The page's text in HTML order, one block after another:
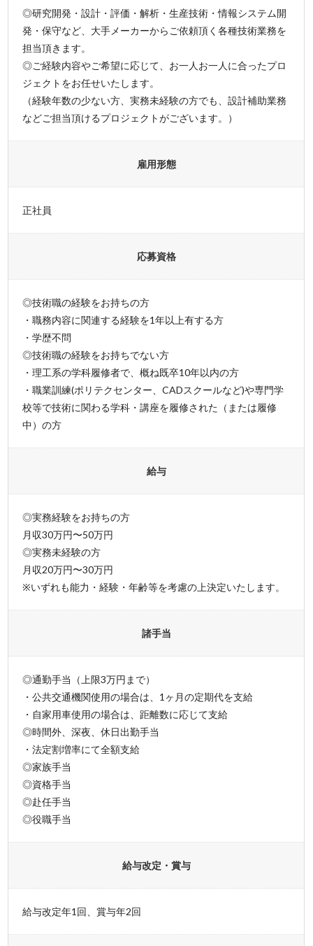
◎研究開発・設計・評価・解析・生産技術・情報システム開
発・保守など、大手メーカーからご依頼頂く各種技術業務を
担当頂きます。
◎ご経験内容やご希望に応じて、お一人お一人に合ったプロ
ジェクトをお任せいたします。
（経験年数の少ない方、実務未経験の方でも、設計補助業務
などご担当頂けるプロジェクトがございます。）
雇用形態
正社員
応募資格
◎技術職の経験をお持ちの方
・職務内容に関連する経験を1年以上有する方
・学歴不問
◎技術職の経験をお持ちでない方
・理工系の学科履修者で、概ね既卒10年以内の方
・職業訓練(ポリテクセンター、CADスクールなど)や専門学
校等で技術に関わる学科・講座を履修された（または履修
中）の方
給与
◎実務経験をお持ちの方
月収30万円〜50万円
◎実務未経験の方
月収20万円〜30万円
※いずれも能力・経験・年齢等を考慮の上決定いたします。
諸手当
◎通勤手当（上限3万円まで）
・公共交通機関使用の場合は、1ヶ月の定期代を支給
・自家用車使用の場合は、距離数に応じて支給
◎時間外、深夜、休日出勤手当
・法定割増率にて全額支給
◎家族手当
◎資格手当
◎赴任手当
◎役職手当
給与改定・賞与
給与改定年1回、賞与年2回